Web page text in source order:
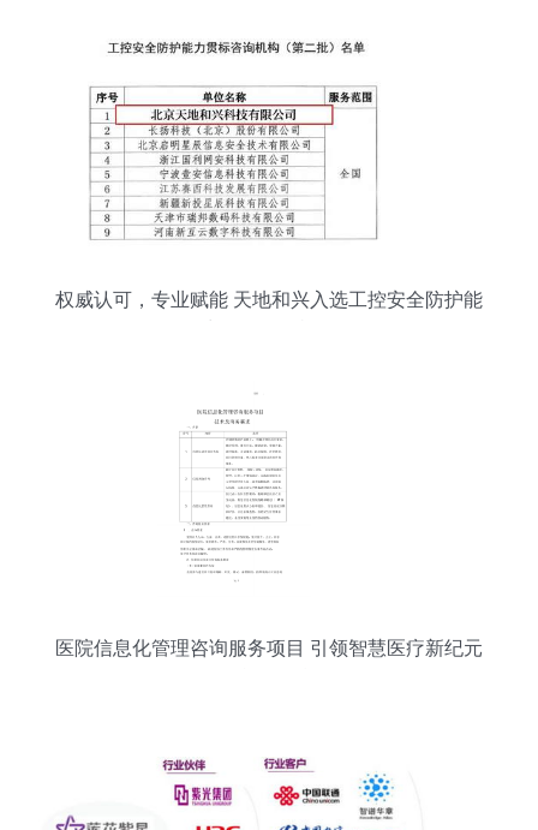
权威认可，专业赋能 天地和兴入选工控安全防护能
医院信息化管理咨询服务项目 引领智慧医疗新纪元